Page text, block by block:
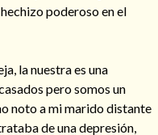
hechizo poderoso en el
la nuestra es una
pero somos un
noto a mi marido distante
de una depresión,